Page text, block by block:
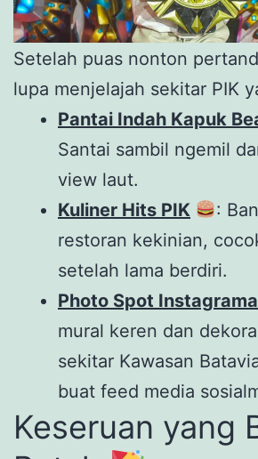
Setelah puas nonton
lupa menjelajah sekitar PIK
Pantai Indah Kapuk
Santai sambil ngemil
view laut.
Kuliner Hits PIK
:
restoran kekinian,
setelah lama berdiri.
Photo Spot
mural keren dan
sekitar Kawasan
buat feed media
Keseruan yang